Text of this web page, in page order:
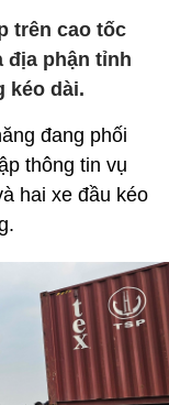
trên cao tốc
địa phận tỉnh
kéo dài.
đang phối
thông tin vụ
hai xe đầu kéo